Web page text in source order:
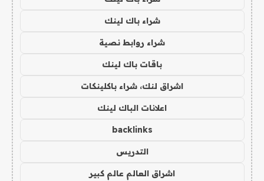
شراء باك لينك
شراء روابط نصية
باقات باك لينك
اشراق لنك، شراء باكلينكات
اعلانات الباك لينك
backlinks
التدريس
اشراق العالم عالم كبير